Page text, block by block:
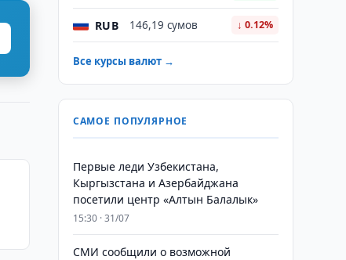
RUB 146,19 сумов ↓ 0.12%
Все курсы валют →
САМОЕ ПОПУЛЯРНОЕ
Первые леди Узбекистана,
Кыргызстана и Азербайджана
посетили центр «Алтын Балалык»
15:30 · 31/07
СМИ сообщили о возможной